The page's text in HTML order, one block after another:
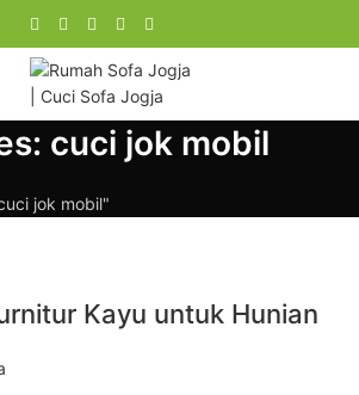
cuci jok mobil
jok mobil"
Kayu untuk Hunian